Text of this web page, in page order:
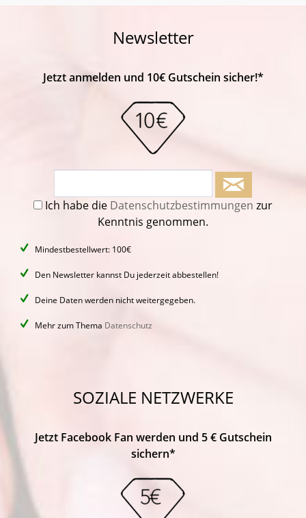
Newsletter
Jetzt anmelden und 10€ Gutschein sicher!*
Ich habe die Datenschutzbestimmungen zur
Kenntnis genommen.
Mindestbestellwert: 100€
Den Newsletter kannst Du jederzeit abbestellen!
Deine Daten werden nicht weitergegeben.
Mehr zum Thema Datenschutz
SOZIALE NETZWERKE
Jetzt Facebook Fan werden und 5 € Gutschein
sichern*